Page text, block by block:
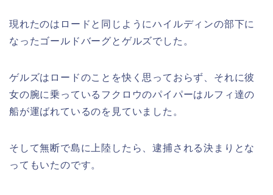
現れたのはロードと同じようにハイルディンの部下に
なったゴールドバーグとゲルズでした。
ゲルズはロードのことを快く思っておらず、それに彼
女の腕に乗っているフクロウのパイパーはルフィ達の
船が運ばれているのを見ていました。
そして無断で島に上陸したら、逮捕される決まりとな
ってもいたのです。